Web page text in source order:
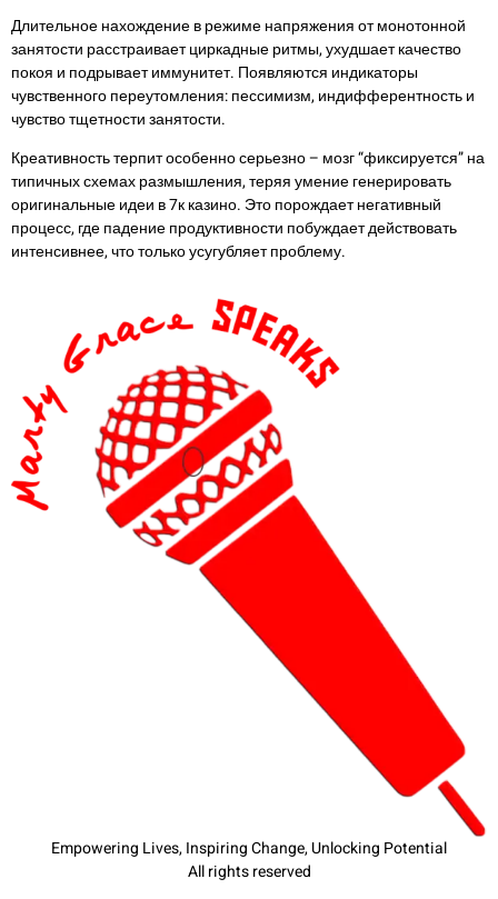
Длительное нахождение в режиме напряжения от монотонной
занятости расстраивает циркадные ритмы, ухудшает качество
покоя и подрывает иммунитет. Появляются индикаторы
чувственного переутомления: пессимизм, индифферентность и
чувство тщетности занятости.
Креативность терпит особенно серьезно – мозг “фиксируется” на
типичных схемах размышления, теряя умение генерировать
оригинальные идеи в 7к казино. Это порождает негативный
процесс, где падение продуктивности побуждает действовать
интенсивнее, что только усугубляет проблему.
Empowering Lives, Inspiring Change, Unlocking Potential
All rights reserved